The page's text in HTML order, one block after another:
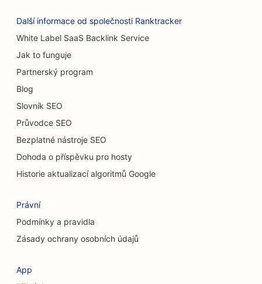
SEO pro kavárny
SEO pro prodejny koberců a podlahových krytin
SEO pro kočičí kavárny
SEO pro chiropraktiky
SEO pro úklidové služby
SEO pro kavárny
SEO pro poradenské firmy
SEO pro kosmetické chirurgy
Další informace od společnosti Ranktracker
White Label SaaS Backlink Service
Jak to funguje
Partnerský program
Blog
Slovník SEO
Průvodce SEO
Bezplatné nástroje SEO
Dohoda o příspěvku pro hosty
Historie aktualizací algoritmů Google
Právní
Podmínky a pravidla
Zásady ochrany osobních údajů
App